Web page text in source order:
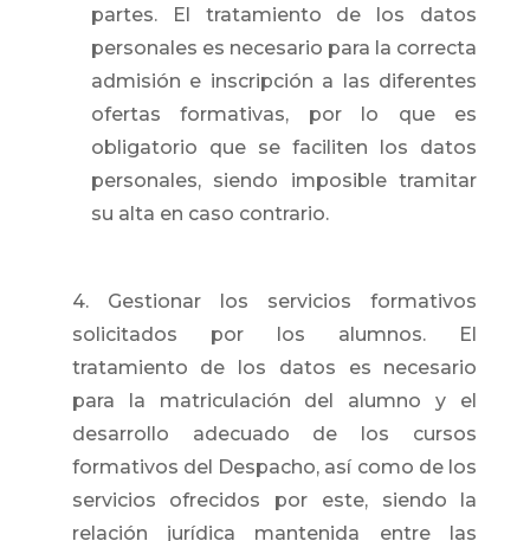
partes. El tratamiento de los datos
personales es necesario para la correcta
admisión e inscripción a las diferentes
ofertas formativas, por lo que es
obligatorio que se faciliten los datos
personales, siendo imposible tramitar
su alta en caso contrario.
4. Gestionar los servicios formativos
solicitados por los alumnos. El
tratamiento de los datos es necesario
para la matriculación del alumno y el
desarrollo adecuado de los cursos
formativos del Despacho, así como de los
servicios ofrecidos por este, siendo la
relación jurídica mantenida entre las